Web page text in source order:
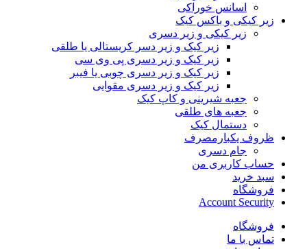
اسانس خوراکی
زیر کیکی و باکس کیک
زیر کیکی و زیر دسری
زیر کیک و زیر دسر کریستالی یا طلقی
زیر کیک و زیر دسری پی وی سی
زیر کیک و زیر دسری چوبی یا فیبر
زیر کیک و زیر دسری مقوایی
جعبه شیرینی و کاپ کیک
جعبه های طلقی
دستمال کیک
ظروف یکبارمصرف
جام دسری
حساب کاربری من
سبد خرید
فروشگاه
Account Security
فروشگاه
تماس با ما